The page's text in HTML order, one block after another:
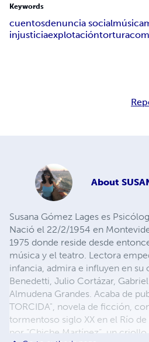
Keywords
cuentosdenuncia socialmúsica
injusticiaexplotacióntortura
About
Susana Gómez Lages es
Nació el 22/2/1954 en
1975 donde reside desde
música y el teatro. Lectora
infancia, admira e influyen en su
Benedetti, Julio Cortázar,
Almudena Grandes. Acaba de
TORCIDA", novela de ficción,
tormentoso siglo XX en el Río
por “Chiche Martínez”, un